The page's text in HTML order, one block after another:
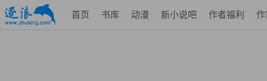
首页 书库 动漫 新小说吧 作者福利 作